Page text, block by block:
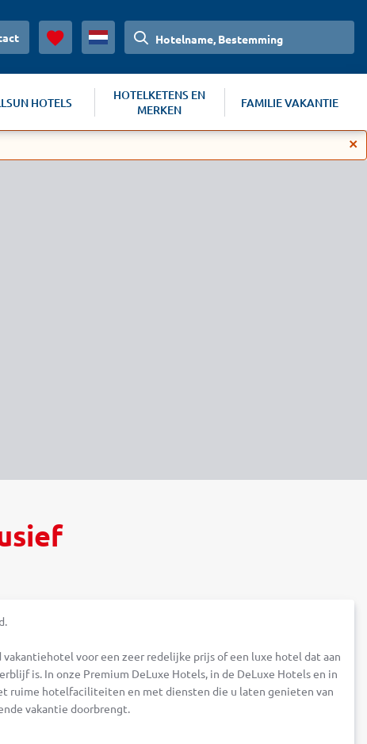
Hotelname, Bestemming
HOTELS
HOTELKETENS EN
MERKEN
FAMILIE VAKANTIE
voor een zeer redelijke prijs of een luxe hotel dat aan
is. In onze Premium DeLuxe Hotels, in de DeLuxe Hotels en in
ruime hotelfaciliteiten en met diensten die u laten genieten van
vakantie doorbrengt.